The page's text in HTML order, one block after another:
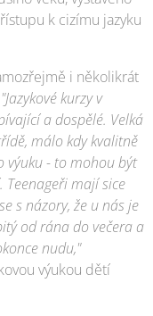
k cizímu jazyku
i několikrát
"Jazykové kurzy v
a dospělé. Velká
málo kdy kvalitně
- to mohou být
mají sice
s názory, že u nás je
od rána do večera a
nudu,"
výukou dětí